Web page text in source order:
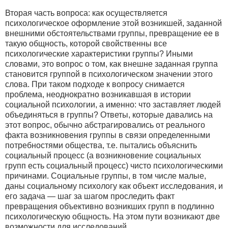
Вторая часть вопроса: как осуществляется
психологическое оформление этой возникшей, заданной
внешними обстоятельствами группы, превращение ее в
такую общность, которой свойственны все
психологические характеристики группы? Иными
словами, это вопрос о том, как внешне заданная группа
становится группой в психологическом значении этого
слова. При таком подходе к вопросу снимается
проблема, неоднократно возникавшая в истории
социальной психологии, а именно: что заставляет людей
объединяться в группы? Ответы, которые давались на
этот вопрос, обычно абстрагировались от реального
факта возникновения группы в связи определенными
потребностями общества, т.е. пытались объяснить
социальный процесс (а возникновение социальных
групп есть социальный процесс) чисто психологическими
причинами. Социальные группы, в том числе малые,
даны социальному психологу как объект исследования, и
его задача — шаг за шагом проследить факт
превращения объективно возникших групп в подлинно
психологическую общность. На этом пути возникают две